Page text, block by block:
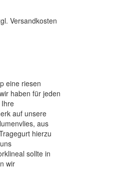
Versandkosten
eine riesen
haben für jeden
auf unsere
, aus
hierzu
sollte in
wir